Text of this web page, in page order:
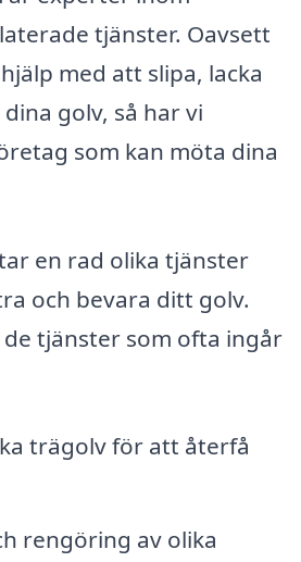
tjänster. Oavsett
med att slipa, lacka
golv, så har vi
som kan möta dina
en rad olika tjänster
och bevara ditt golv.
tjänster som ofta ingår
trägolv för att återfå
rengöring av olika